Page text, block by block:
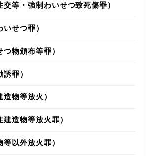
交等・強制わいせつ致死傷罪）
せつ罪）
物頒布等罪）
罪）
物等放火）
造物等放火罪）
以外放火罪）